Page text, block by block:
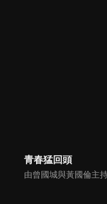
青春猛回頭